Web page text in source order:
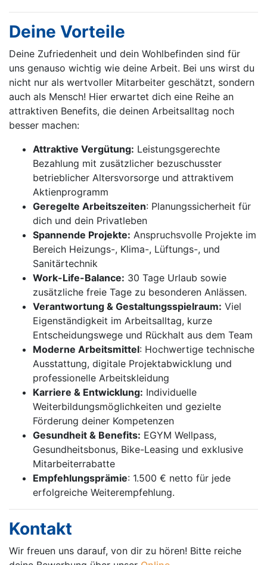
Deine Vorteile
Deine Zufriedenheit und dein Wohlbefinden sind für
uns genauso wichtig wie deine Arbeit. Bei uns wirst du
nicht nur als wertvoller Mitarbeiter geschätzt, sondern
auch als Mensch! Hier erwartet dich eine Reihe an
attraktiven Benefits, die deinen Arbeitsalltag noch
besser machen:
Attraktive Vergütung: Leistungsgerechte
Bezahlung mit zusätzlicher bezuschusster
betrieblicher Altersvorsorge und attraktivem
Aktienprogramm
Geregelte Arbeitszeiten: Planungssicherheit für
dich und dein Privatleben
Spannende Projekte: Anspruchsvolle Projekte im
Bereich Heizungs-, Klima-, Lüftungs-, und
Sanitärtechnik
Work-Life-Balance: 30 Tage Urlaub sowie
zusätzliche freie Tage zu besonderen Anlässen.
Verantwortung & Gestaltungsspielraum: Viel
Eigenständigkeit im Arbeitsalltag, kurze
Entscheidungswege und Rückhalt aus dem Team
Moderne Arbeitsmittel: Hochwertige technische
Ausstattung, digitale Projektabwicklung und
professionelle Arbeitskleidung
Karriere & Entwicklung: Individuelle
Weiterbildungsmöglichkeiten und gezielte
Förderung deiner Kompetenzen
Gesundheit & Benefits: EGYM Wellpass,
Gesundheitsbonus, Bike-Leasing und exklusive
Mitarbeiterrabatte
Empfehlungsprämie: 1.500 € netto für jede
erfolgreiche Weiterempfehlung.
Kontakt
Wir freuen uns darauf, von dir zu hören! Bitte reiche